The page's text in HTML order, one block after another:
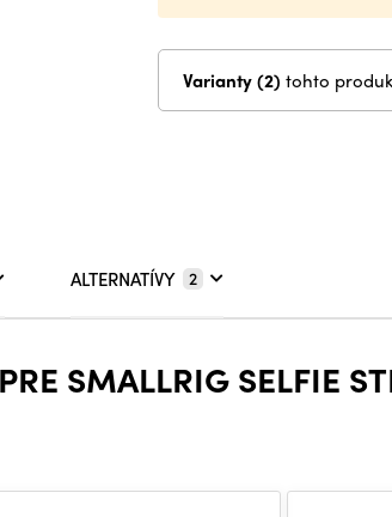
Varianty (2) tohto
ALTERNATÍVY 2
SMALLRIG SELFIE